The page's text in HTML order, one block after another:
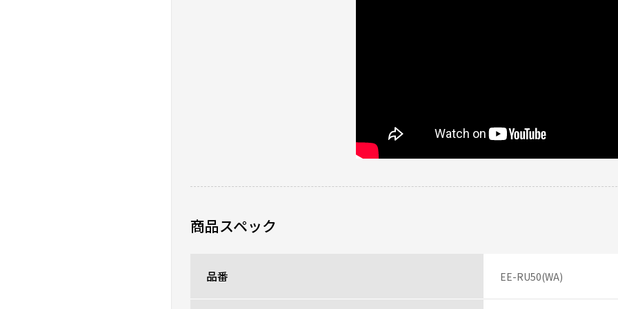
レビュー一覧
商品スペック
品番 EE-RU50(WA)